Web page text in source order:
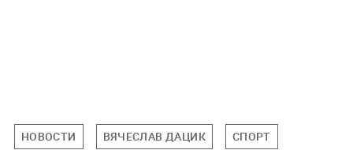
НОВОСТИ ВЯЧЕСЛАВ ДАЦИК СПОРТ